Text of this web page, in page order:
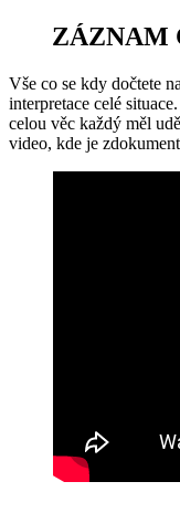
ZÁZNAM
Vše co se kdy dočtete
interpretace celé
celou věc každý měl
video, kde je